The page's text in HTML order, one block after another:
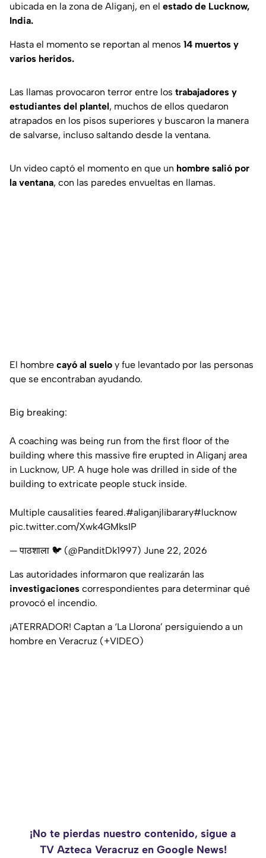
ubicada en la zona de Aliganj, en el estado de Lucknow,
India.
Hasta el momento se reportan al menos 14 muertos y
varios heridos.
Las llamas provocaron terror entre los trabajadores y
estudiantes del plantel, muchos de ellos quedaron
atrapados en los pisos superiores y buscaron la manera
de salvarse, incluso saltando desde la ventana.
Un video captó el momento en que un hombre salió por
la ventana, con las paredes envueltas en llamas.
El hombre cayó al suelo y fue levantado por las personas
que se encontraban ayudando.
Big breaking:
A coaching was being run from the first floor of the
building where this massive fire erupted in Aliganj area
in Lucknow, UP. A huge hole was drilled in side of the
building to extricate people stuck inside.
Multiple causalities feared.#aliganjlibarary#lucknow
pic.twitter.com/Xwk4GMksIP
— पाठशाला 🐦 (@PanditDk1997) June 22, 2026
Las autoridades informaron que realizarán las
investigaciones correspondientes para determinar qué
provocó el incendio.
¡ATERRADOR! Captan a ‘La Llorona’ persiguiendo a un
hombre en Veracruz (+VIDEO)
¡No te pierdas nuestro contenido, sigue a
TV Azteca Veracruz en Google News!